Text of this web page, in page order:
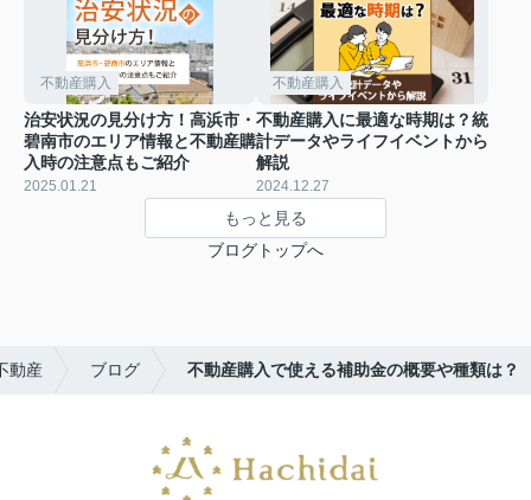
不動産購入
治安状況の見分け方！高浜市・
碧南市のエリア情報と不動産購
入時の注意点もご紹介
2025.01.21
不動産購入
不動産購入に最適な時期は？統
計データやライフイベントから
解説
2024.12.27
もっと見る
ブログトップへ
動産 ブログ 不動産購入で使える補助金の概要や種類は？